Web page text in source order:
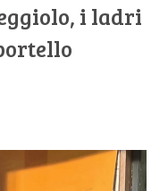
i ladri